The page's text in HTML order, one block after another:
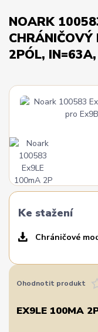
NOARK
CHRÁNIČOVÝ
2PÓL,
Ke stažení
Chráničové
Ohodnotit produkt
EX9LE 100MA